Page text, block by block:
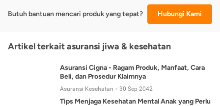
Butuh bantuan mencari produk yang tepat? Hubungi Kami
Artikel terkait asuransi jiwa & kesehatan
Asuransi Cigna - Ragam Produk, Manfaat, Cara
Beli, dan Prosedur Klaimnya
Asuransi Kesehatan 30 Sep 2042
Tips Menjaga Kesehatan Mental Anak yang Perlu